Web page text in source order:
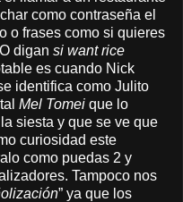
como contraseña el
o frases como si quieres
digan si want rice
es cuando Nick
identifica como Julito
Mel Tomei que lo
siesta y que se ve que
curiosidad este
como puedas 2 y
Tampoco nos
” ya que los